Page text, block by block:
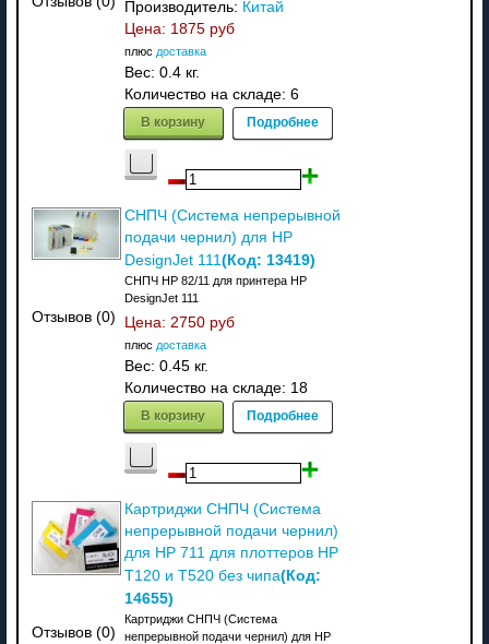
Производитель: Китай
Цена: 1875 руб
плюс доставка
Вес: 0.4 кг.
Количество на складе: 6
В корзину Подробнее
Отзывов (0)
СНПЧ (Система непрерывной
подачи чернил) для HP
DesignJet 111(Код: 13419)
СНПЧ HP 82/11 для принтера HP
DesignJet 111
Цена: 2750 руб
плюс доставка
Вес: 0.45 кг.
Количество на складе: 18
В корзину Подробнее
Отзывов (0)
Картриджи СНПЧ (Система
непрерывной подачи чернил)
для HP 711 для плоттеров HP
T120 и T520 без чипа(Код:
14655)
Картриджи СНПЧ (Система
непрерывной подачи чернил) для HP